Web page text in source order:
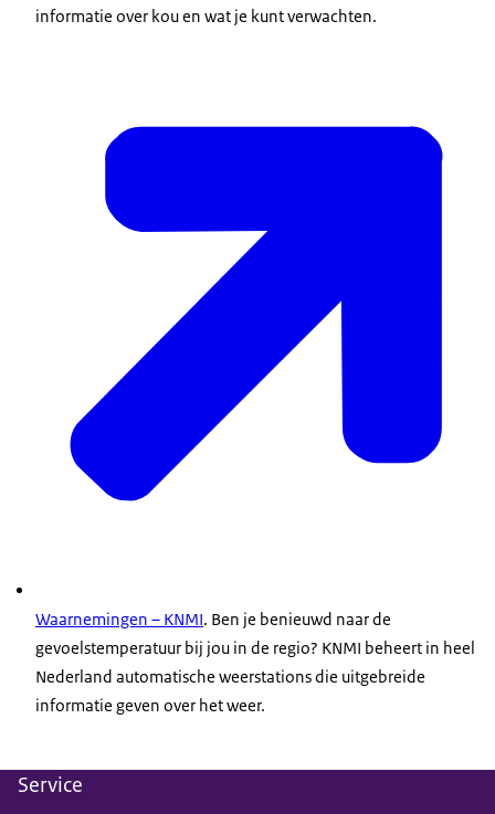
informatie over kou en wat je kunt verwachten.
Waarnemingen – KNMI. Ben je benieuwd naar de
gevoelstemperatuur bij jou in de regio? KNMI beheert in heel
Nederland automatische weerstations die uitgebreide
informatie geven over het weer.
Service